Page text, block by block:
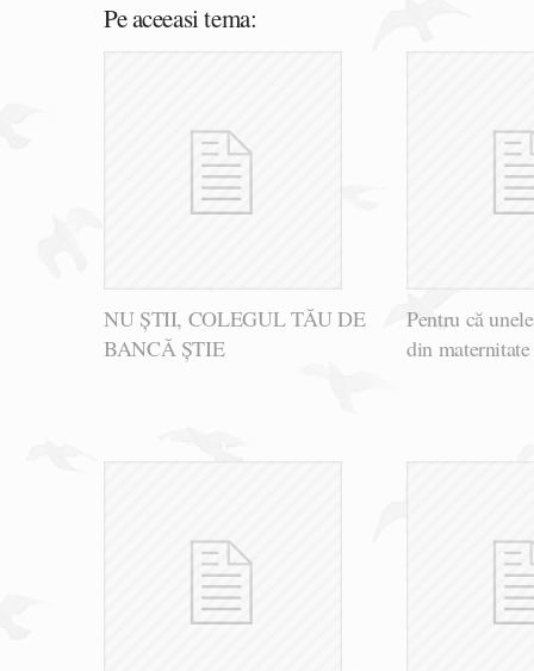
Pe aceeasi tema:
NU ȘTII, COLEGUL TĂU DE
BANCĂ ȘTIE
Pentru că
din